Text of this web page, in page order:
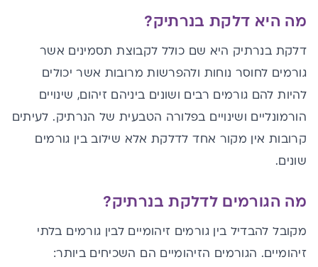
מה היא דלקת בנרתיק?
דלקת בנרתיק היא שם כולל לקבוצת תסמינים אשר
גורמים לחוסר נוחות ולהפרשות מרובות אשר יכולים
להיות להם גורמים רבים ושונים ביניהם זיהום, שינויים
הורמונליים ושינויים בפלורה הטבעית של הנרתיק. לעיתים
קרובות אין מקור אחד לדלקת אלא שילוב בין גורמים
שונים.
מה הגורמים לדלקת בנרתיק?
מקובל להבדיל בין גורמים זיהומיים לבין גורמים בלתי
זיהומיים. הגורמים הזיהומיים הם השכיחים ביותר: